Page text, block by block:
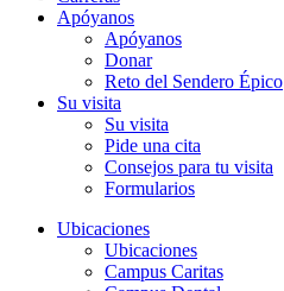
Apóyanos
Apóyanos
Donar
Reto del Sendero Épico
Su visita
Su visita
Pide una cita
Consejos para tu visita
Formularios
Ubicaciones
Ubicaciones
Campus Caritas